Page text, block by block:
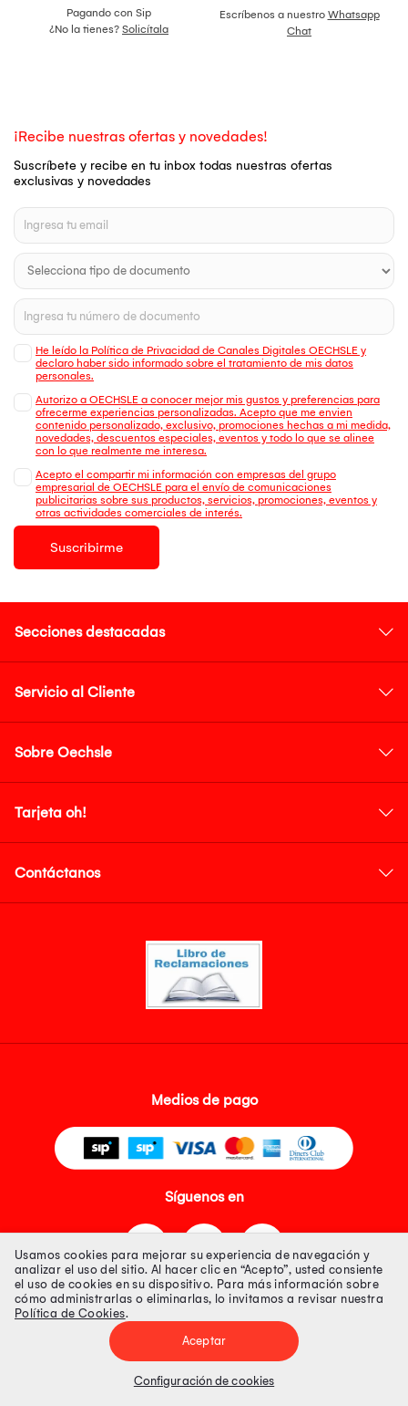
Pagando con Sip
¿No la tienes? Solicítala
Escríbenos a nuestro Whatsapp
Chat
¡Recibe nuestras ofertas y novedades!
Suscríbete y recibe en tu inbox todas nuestras ofertas
exclusivas y novedades
He leído la Política de Privacidad de Canales Digitales OECHSLE y
declaro haber sido informado sobre el tratamiento de mis datos
personales.
Autorizo a OECHSLE a conocer mejor mis gustos y preferencias para
ofrecerme experiencias personalizadas. Acepto que me envien
contenido personalizado, exclusivo, promociones hechas a mi medida,
novedades, descuentos especiales, eventos y todo lo que se alinee
con lo que realmente me interesa.
Acepto el compartir mi información con empresas del grupo
empresarial de OECHSLE para el envío de comunicaciones
publicitarias sobre sus productos, servicios, promociones, eventos y
otras actividades comerciales de interés.
Suscribirme
Secciones destacadas
Servicio al Cliente
Sobre Oechsle
Tarjeta oh!
Contáctanos
Medios de pago
Síguenos en
Tienda 100% Segura
Tiendas Peruanas S.A. R.U.C. Nº 20493020618. Todos los derechos
Precios disponibles solo en www.oechsle.pe. Precios online publicados
Usamos cookies para mejorar su experiencia de navegación y
analizar el uso del sitio. Al hacer clic en “Acepto”, usted consiente
el uso de cookies en su dispositivo. Para más información sobre
cómo administrarlas o eliminarlas, lo invitamos a revisar nuestra
Política de Cookies.
Aceptar
Configuración de cookies